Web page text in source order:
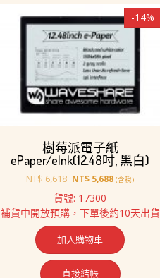
-14%
樹莓派電子紙
ePaper/eInk(12.48吋, 黑白)
NT$6,618 原
價
格：
NT$ 6,618。
NT$ 5,688目
格：
NT$ 5,688。
(含稅)
貨號: 17300
補貨中開放預購，下單後約10天出貨
加入購物車
直接結帳